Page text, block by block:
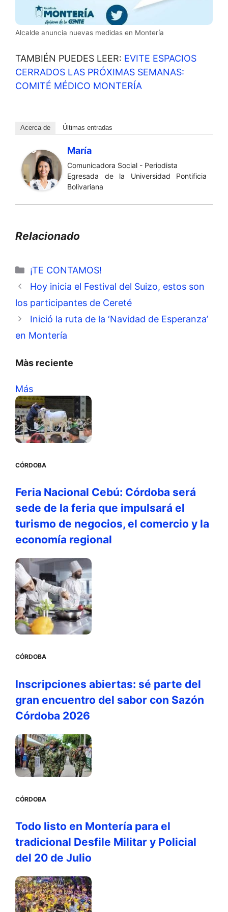
Alcalde anuncia nuevas medidas en Montería
TAMBIÉN PUEDES LEER: EVITE ESPACIOS
CERRADOS LAS PRÓXIMAS SEMANAS:
COMITÉ MÉDICO MONTERÍA
Acerca de Últimas entradas
María
Comunicadora Social - Periodista
Egresada de la Universidad Pontificia
Bolivariana
Relacionado
Categorías
¡TE CONTAMOS!
Hoy inicia el Festival del Suizo, estos son
los participantes de Cereté
Inició la ruta de la ‘Navidad de Esperanza’
en Montería
Màs reciente
Más
CÓRDOBA
Feria Nacional Cebú: Córdoba será
sede de la feria que impulsará el
turismo de negocios, el comercio y la
economía regional
CÓRDOBA
Inscripciones abiertas: sé parte del
gran encuentro del sabor con Sazón
Córdoba 2026
CÓRDOBA
Todo listo en Montería para el
tradicional Desfile Militar y Policial
del 20 de Julio